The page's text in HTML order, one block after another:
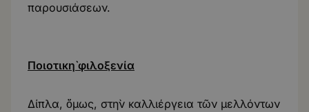
παρουσιάσεων.
Ποιοτικὴφιλοξενία
Δίπλα, ὅμως, στὴν καλλιέργεια τῶν μελλόντων